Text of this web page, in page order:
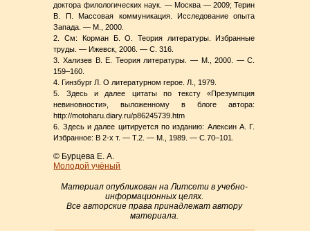
доктора филологических наук. — Москва — 2009; Терин
В. П. Массовая коммуникация. Исследование опыта
Запада. — М., 2000.
2. См: Корман Б. О. Теория литературы. Избранные
труды. — Ижевск, 2006. — С. 316.
3. Хализев В. Е. Теория литературы. — М., 2000. — С.
159–160.
4. Гинзбург Л. О литературном герое. Л., 1979.
5. Здесь и далее цитаты по тексту «Презумпция
невиновности», выложенному в блоге автора:
http://motoharu.diary.ru/p86245739.htm
6. Здесь и далее цитируется по изданию: Алексин А. Г.
Избранное: В 2-х т. — Т.2. — М., 1989. — С.70–101.
© Бурцева Е. А.
Молодой учёный
Материал опубликован на Литсети в учебно-
информационных целях.
Все авторские права принадлежат автору
материала.